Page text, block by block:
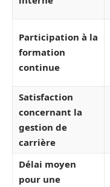
Participation à la
formation
continue
Satisfaction
concernant la
gestion de
carrière
Délai moyen
pour une